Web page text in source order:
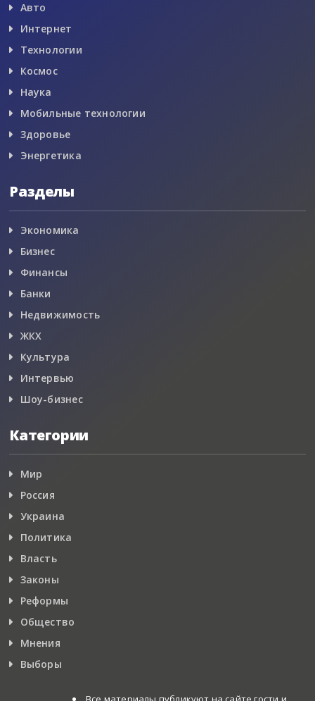
Авто
Интернет
Технологии
Космос
Наука
Мобильные технологии
Здоровье
Энергетика
Разделы
Экономика
Бизнес
Финансы
Банки
Недвижимость
ЖКХ
Культура
Интервью
Шоу-бизнес
Категории
Мир
Россия
Украина
Политика
Власть
Законы
Реформы
Общество
Мнения
Выборы